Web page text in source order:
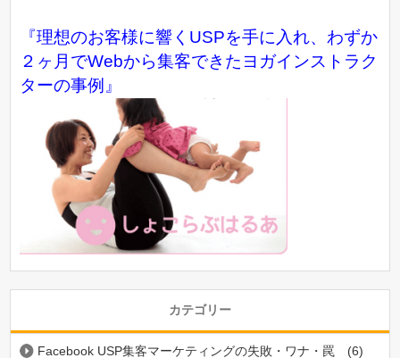
『理想のお客様に響くUSPを手に入れ、わずか
２ヶ月でWebから集客できたヨガインストラク
ターの事例』
カテゴリー
Facebook USP集客マーケティングの失敗・ワナ・罠 (6)